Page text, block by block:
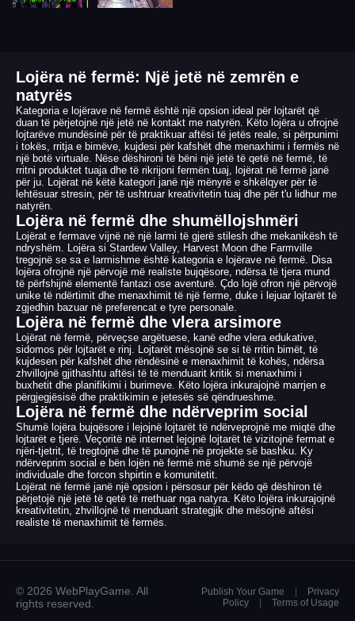
Lojëra në fermë: Një jetë në zemrën e
natyrës
Kategoria e lojërave në fermë është një opsion ideal për lojtarët që
duan të përjetojnë një jetë në kontakt me natyrën. Këto lojëra u ofrojnë
lojtarëve mundësinë për të praktikuar aftësi të jetës reale, si përpunimi
i tokës, rritja e bimëve, kujdesi për kafshët dhe menaxhimi i fermës në
një botë virtuale. Nëse dëshironi të bëni një jetë të qetë në fermë, të
rritni produktet tuaja dhe të rikrijoni fermën tuaj, lojërat në fermë janë
për ju. Lojërat në këtë kategori janë një mënyrë e shkëlqyer për të
lehtësuar stresin, për të ushtruar kreativitetin tuaj dhe për t'u lidhur me
natyrën.
Lojëra në fermë dhe shumëllojshmëri
Lojërat e fermave vijnë në një larmi të gjerë stilesh dhe mekanikësh të
ndryshëm. Lojëra si Stardew Valley, Harvest Moon dhe Farmville
tregojnë se sa e larmishme është kategoria e lojërave në fermë. Disa
lojëra ofrojnë një përvojë më realiste bujqësore, ndërsa të tjera mund
të përfshijnë elementë fantazi ose aventurë. Çdo lojë ofron një përvojë
unike të ndërtimit dhe menaxhimit të një ferme, duke i lejuar lojtarët të
zgjedhin bazuar në preferencat e tyre personale.
Lojëra në fermë dhe vlera arsimore
Lojërat në fermë, përveçse argëtuese, kanë edhe vlera edukative,
sidomos për lojtarët e rinj. Lojtarët mësojnë se si të rritin bimët, të
kujdesen për kafshët dhe rëndësinë e menaxhimit të kohës, ndërsa
zhvillojnë gjithashtu aftësi të të menduarit kritik si menaxhimi i
buxhetit dhe planifikimi i burimeve. Këto lojëra inkurajojnë marrjen e
përgjegjësisë dhe praktikimin e jetesës së qëndrueshme.
Lojëra në fermë dhe ndërveprim social
Shumë lojëra bujqësore i lejojnë lojtarët të ndërveprojnë me miqtë dhe
lojtarët e tjerë. Veçoritë në internet lejojnë lojtarët të vizitojnë fermat e
njëri-tjetrit, të tregtojnë dhe të punojnë në projekte së bashku. Ky
ndërveprim social e bën lojën në fermë më shumë se një përvojë
individuale dhe forcon shpirtin e komunitetit.
Lojërat në fermë janë një opsion i përsosur për këdo që dëshiron të
përjetojë një jetë të qetë të rrethuar nga natyra. Këto lojëra inkurajojnë
kreativitetin, zhvillojnë të menduarit strategjik dhe mësojnë aftësi
realiste të menaxhimit të fermës.
© 2026 WebPlayGame. All
rights reserved.
Publish Your Game
Privacy
Policy
Terms of Usage